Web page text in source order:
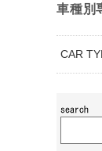
車種別
CAR